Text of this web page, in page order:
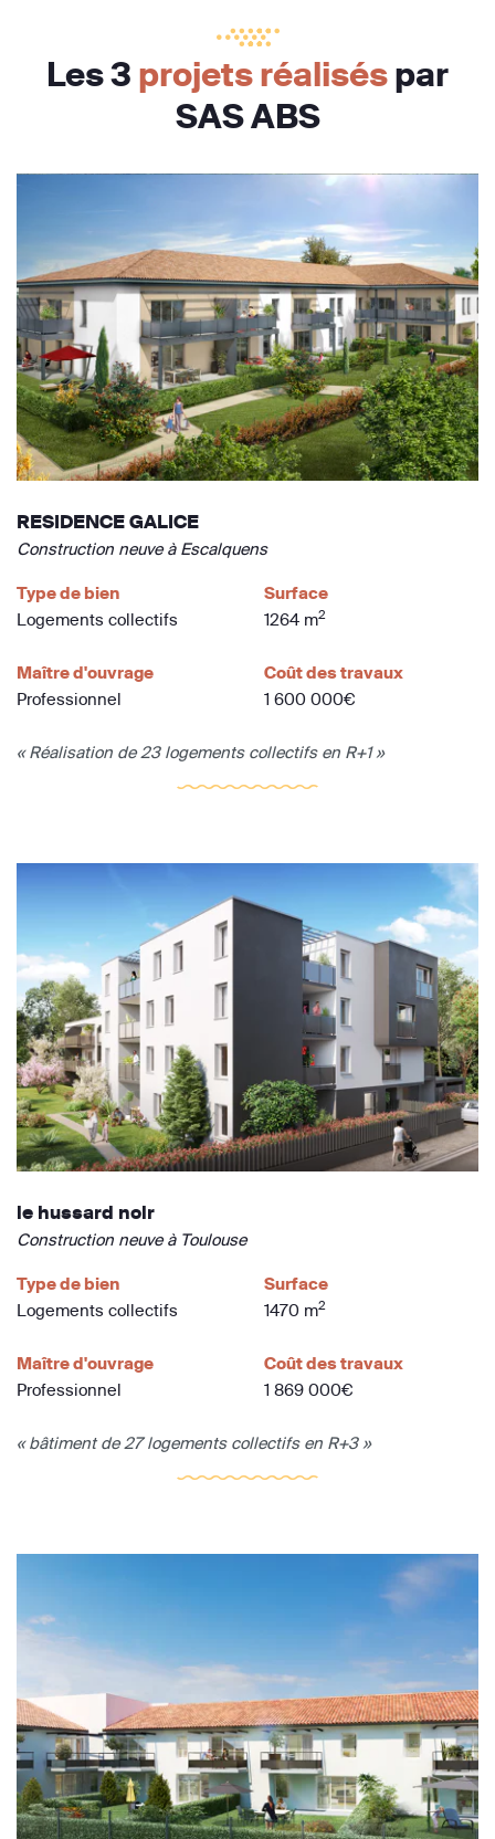
Les 3 projets réaliséspar
SAS ABS
RESIDENCE GALICE
Construction neuve à Escalquens
Type de bien
Logements collectifs
Surface
1264 m2
Maître d'ouvrage
Professionnel
Coût des travaux
1 600 000€
« Réalisation de 23 logements collectifs en R+1 »
le hussard noir
Construction neuve à Toulouse
Type de bien
Logements collectifs
Surface
1470 m2
Maître d'ouvrage
Professionnel
Coût des travaux
1 869 000€
« bâtiment de 27 logements collectifs en R+3 »